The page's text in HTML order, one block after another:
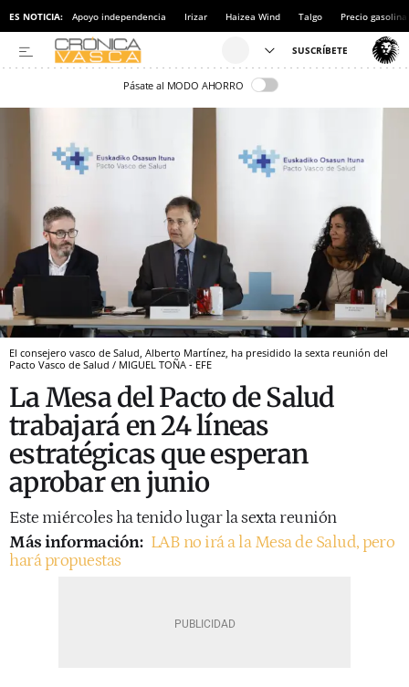
ES NOTICIA: Apoyo independencia Irizar Haizea Wind Talgo Precio gasolina
Pásate al MODO AHORRO
El consejero vasco de Salud, Alberto Martínez, ha presidido la sexta reunión del
Pacto Vasco de Salud / MIGUEL TOÑA - EFE
La Mesa del Pacto de Salud
trabajará en 24 líneas
estratégicas que esperan
aprobar en junio
Este miércoles ha tenido lugar la sexta reunión
Más información: LAB no irá a la Mesa de Salud, pero
hará propuestas